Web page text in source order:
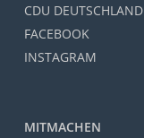
CDU DEUTSCHLAND
FACEBOOK
INSTAGRAM
MITMACHEN